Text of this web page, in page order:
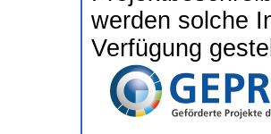
werden solche
Verfügung